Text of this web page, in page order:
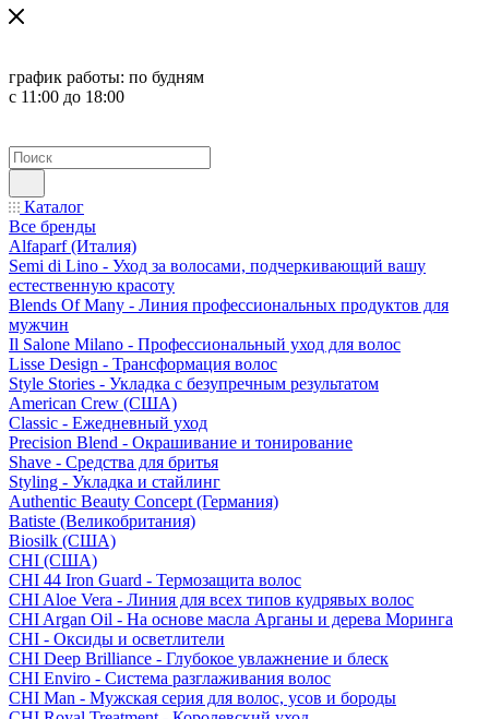
график работы: по будням
с 11:00 до 18:00
Каталог
Все бренды
Alfaparf (Италия)
Semi di Lino - Уход за волосами, подчеркивающий вашу
естественную красоту
Blends Of Many - Линия профессиональных продуктов для
мужчин
Il Salone Milano - Профессиональный уход для волос
Lisse Design - Трансформация волос
Style Stories - Укладка с безупречным результатом
American Crew (США)
Classic - Ежедневный уход
Precision Blend - Окрашивание и тонирование
Shave - Средства для бритья
Styling - Укладка и стайлинг
Authentic Beauty Concept (Германия)
Batiste (Великобритания)
Biosilk (США)
CHI (США)
CHI 44 Iron Guard - Термозащита волос
CHI Aloe Vera - Линия для всех типов кудрявых волос
CHI Argan Oil - На основе масла Арганы и дерева Моринга
CHI - Оксиды и осветлители
CHI Deep Brilliance - Глубокое увлажнение и блеск
CHI Enviro - Система разглаживания волос
CHI Man - Мужская серия для волос, усов и бороды